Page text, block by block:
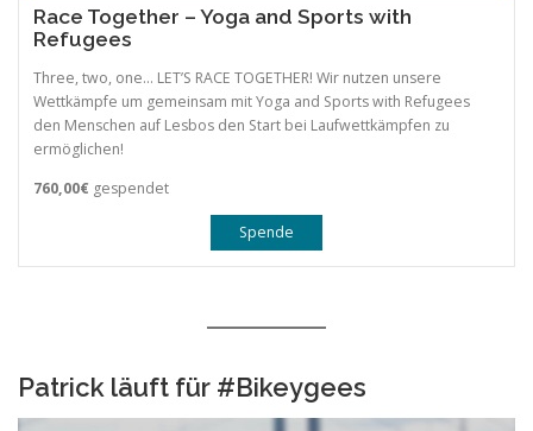
Race Together – Yoga and Sports with
Refugees
Three, two, one… LET’S RACE TOGETHER! Wir nutzen unsere
Wettkämpfe um gemeinsam mit Yoga and Sports with Refugees
den Menschen auf Lesbos den Start bei Laufwettkämpfen zu
ermöglichen!
760,00€ gespendet
Spende
Patrick läuft für #Bikeygees